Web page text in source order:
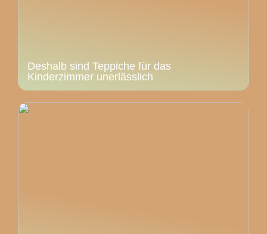
Deshalb sind Teppiche für das
Kinderzimmer unerlässlich